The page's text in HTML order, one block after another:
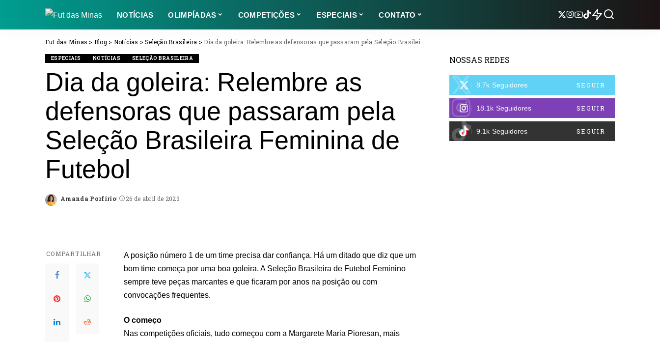
NOTÍCIAS OLIMPÍADAS COMPETIÇÕES ESPECIAIS CONTATO
Fut das Minas > Blog> Notícias >Seleção Brasileira > Dia da goleira: Relembre as defensoras que passaram pela Seleção Brasileira Feminina de Futebol
ESPECIAIS NOTÍCIAS SELEÇÃO BRASILEIRA
Dia da goleira: Relembre as
defensoras que passaram pela
Seleção Brasileira Feminina de
Futebol
Posted
Amanda Porfírio 26 de abril de 2023
COMPARTILHAR
A posição número 1 de um time precisa dar confiança. Há um ditado que diz que um
bom time começa por uma boa goleira. A Seleção Brasileira de Futebol Feminino
sempre teve peças marcantes e que ficaram por anos na posição ou com
convocações frequentes.
O começo
Nas competições oficiais, tudo começou com a Margarete Maria Pioresan, mais
NOSSAS REDES
8.7k Seguidores SEGUIR
18.1k Seguidores SEGUIR
9.1k Seguidores SEGUIR